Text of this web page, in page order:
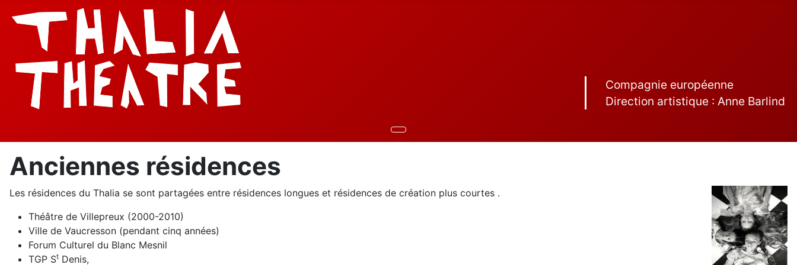
Compagnie européenne
Direction artistique : Anne Barlind
Anciennes résidences
Les résidences du Thalia se sont partagées entre résidences longues et résidences de création plus courtes .
Théâtre de Villepreux (2000-2010)
Ville de Vaucresson (pendant cinq années)
Forum Culturel du Blanc Mesnil
TGP St Denis,